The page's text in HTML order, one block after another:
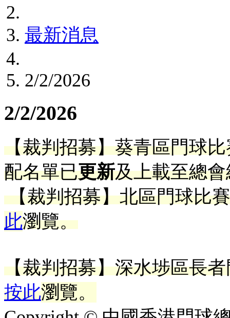
最新消息
2/2/2026
2/2/2026
【裁判招募】葵青區門球比
配名單已更新及上載至總
【裁判招募】北區門球比
此瀏覽。
【裁判招募】深水埗區長者
按此瀏覽。